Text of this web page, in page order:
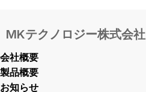
MKテクノロジー株式会社
会社概要
製品概要
お知らせ